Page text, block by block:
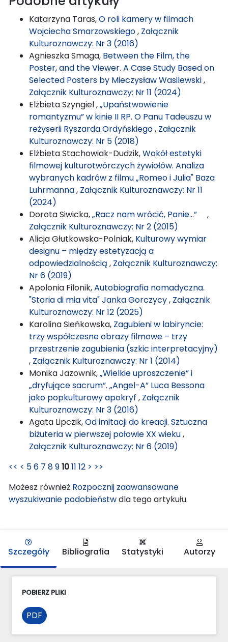
Katarzyna Taras,O roli kamery w filmach
Wojciecha Smarzowskiego, Załącznik
Kulturoznawczy: Nr 3 (2016)
Agnieszka Smaga, Between the Film, the
Poster, and the Viewer. A Case Study Based on
Selected Posters by Mieczysław Wasilewski,
Załącznik Kulturoznawczy: Nr 11 (2024)
Elżbieta Szyngiel ,„Upaństwowienie
romantyzmu” w kinie II RP. O Panu Tadeuszu w
reżyserii Ryszarda Ordyńskiego, Załącznik
Kulturoznawczy: Nr 5 (2018)
Elżbieta Stachowiak-Dudzik,Wokół estetyki
filmowej kulturotwórczych żywiołów. Analiza
wybranych kadrów z filmu „Romeo i Julia" Baza
Luhrmanna, Załącznik Kulturoznawczy: Nr 11
(2024)
Dorota Siwicka,„Racz nam wrócić, Panie...” ,
Załącznik Kulturoznawczy: Nr 2 (2015)
Alicja Głutkowska-Polniak, Kulturowy wymiar
designu – między estetyzacją a
odpowiedzialnością , Załącznik Kulturoznawczy:
Nr 6 (2019)
Apolonia Filonik,Autobiografia nomadyczna.
"Storia di mia vita" Janka Gorczycy, Załącznik
Kulturoznawczy: Nr 12 (2025)
Karolina Sieńkowska, Zagubieni w labiryncie:
trzy współczesne obrazy filmowe – trzy
przestrzenie zagubienia (szkic interpretacyjny)
, Załącznik Kulturoznawczy: Nr 1 (2014)
Monika Jazownik,„Wielkie uproszczenie” i
„dryfujące sacrum”. „Angel-A” Luca Bessona
jako popkulturowy apokryf , Załącznik
Kulturoznawczy: Nr 3 (2016)
Agata Lipczik,Od imitacji do kreacji. Sztuczna
biżuteria w pierwszej połowie XX wieku,
Załącznik Kulturoznawczy: Nr 6 (2019)
<< < 56 7 891011 12 > >>
Możesz również Rozpocznij zaawansowane
wyszukiwanie podobieństwdla tego artykułu.
Szczegóły Bibliografia Statystyki Autorzy
POBIERZ PLIKI
PDF